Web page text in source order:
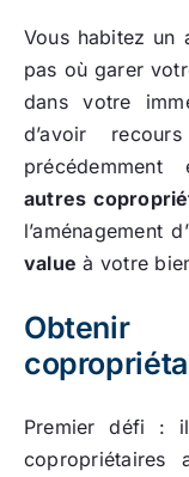
Vous habitez un
pas où garer
dans votre
d’avoir
autres
l’aménagement
value à votre
Obtenir
Premier défi :